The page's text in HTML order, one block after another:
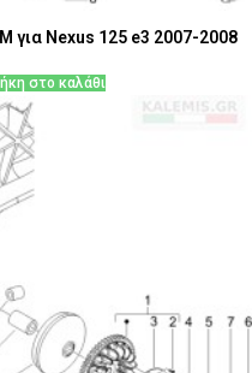
για Nexus 125 e3 2007-2008
στο καλάθι